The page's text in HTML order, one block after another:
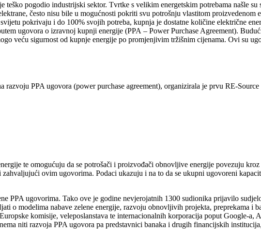
teško pogodio industrijski sektor. Tvrtke s velikim energetskim potrebama našle
često nisu bile u mogućnosti pokriti svu potrošnju vlastitom
pokrivaju i do 100% svojih potreba, kupnja je dostatne količine električne
ugovora o izravnoj kupnji energije (PPA – Power Purchase Agreement).
veću sigurnost od kupnje energije po promjenjivim tržišnim cijenama. Ovi su
razvoju PPA ugovora (power purchase agreement), organizirala je prvu RE-
te omogućuju da se potrošači i proizvođači obnovljive energije povezuju
ovim ugovorima. Podaci ukazuju i na to da se ukupni ugovoreni
PPA ugovorima. Tako ove je godine nevjerojatnih 1300 sudionika prijavilo
o modelima nabave zelene energije, razvoju obnovljivih projekta, preprekama
komisije, veleposlanstava te internacionalnih korporacija poput Google-
niti razvoja PPA ugovora pa predstavnici banaka i drugih financijskih